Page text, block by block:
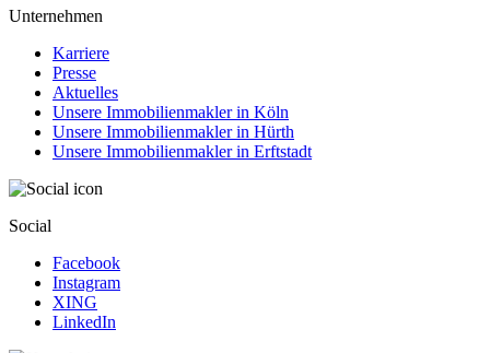
Unternehmen
Karriere
Presse
Aktuelles
Unsere Immobilienmakler in Köln
Unsere Immobilienmakler in Hürth
Unsere Immobilienmakler in Erftstadt
Social
Facebook
Instagram
XING
LinkedIn